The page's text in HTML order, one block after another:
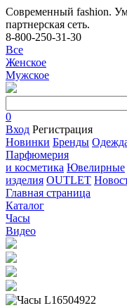
Современный fashion.
партнерская сеть.
8-800-250-31-30
Все
Женское
Мужское
0
Вход Регистрация
Новинки Бренды
Парфюмерия
и косметика Ювелирные
изделия OUTLET
Главная страница
Каталог
Часы
Видео